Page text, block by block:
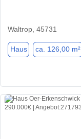
Waltrop, 45731
Haus ca. 126,00 m²